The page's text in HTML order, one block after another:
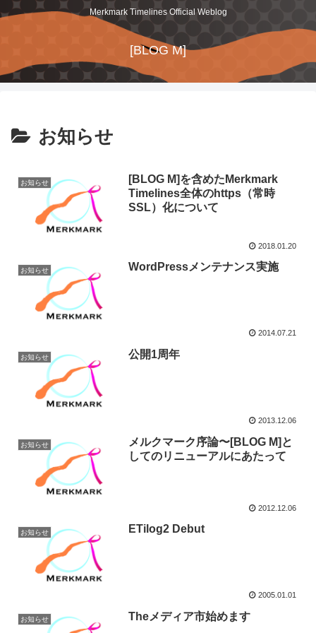
Merkmark Timelines Official Weblog
[BLOG M]
お知らせ
お知らせ
[BLOG M]を含めたMerkmark
Timelines全体のhttps（常時
SSL）化について
2018.01.20
お知らせ WordPressメンテナンス実施
2014.07.21
お知らせ 公開1周年
2013.12.06
お知らせ
メルクマーク序論〜[BLOG M]と
してのリニューアルにあたって
2012.12.06
お知らせ ETilog2 Debut
2005.01.01
お知らせ Theメディア市始めます